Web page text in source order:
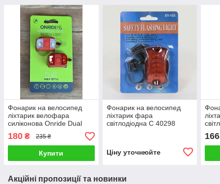
Фонарик на велосипед
ліхтарик велофара
силіконова Onride Dual
180 ₴ 235 ₴
Купити
Фонарик на велосипед
ліхтарик фара
світлодіодна C 40298
Ціну уточнюйте
166
Акційні пропозиції та новинки